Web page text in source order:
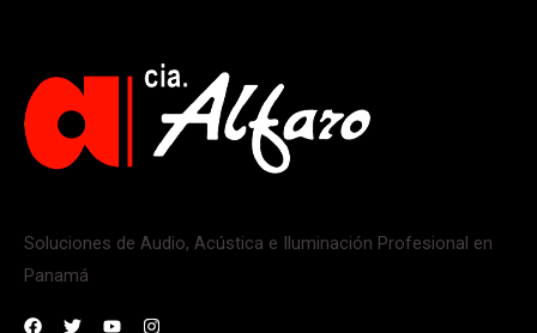
Soluciones de Audio, Acústica e Iluminación Profesional en
Panamá